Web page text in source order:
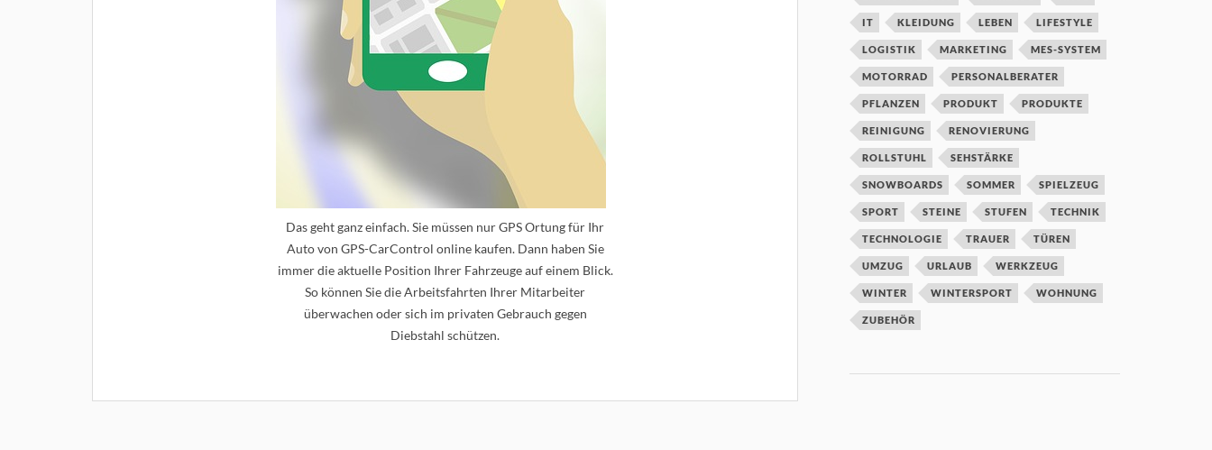
Das geht ganz einfach. Sie müssen nur GPS Ortung für Ihr
Auto von GPS-CarControl online kaufen. Dann haben Sie
immer die aktuelle Position Ihrer Fahrzeuge auf einem Blick.
So können Sie die Arbeitsfahrten Ihrer Mitarbeiter
überwachen oder sich im privaten Gebrauch gegen
Diebstahl schützen.
IT KLEIDUNG LEBEN LIFESTYLE
LOGISTIK MARKETING MES-SYSTEM
MOTORRAD PERSONALBERATER
PFLANZEN PRODUKT PRODUKTE
REINIGUNG RENOVIERUNG
ROLLSTUHL SEHSTÄRKE
SNOWBOARDS SOMMER SPIELZEUG
SPORT STEINE STUFEN TECHNIK
TECHNOLOGIE TRAUER TÜREN
UMZUG URLAUB WERKZEUG
WINTER WINTERSPORT WOHNUNG
ZUBEHÖR